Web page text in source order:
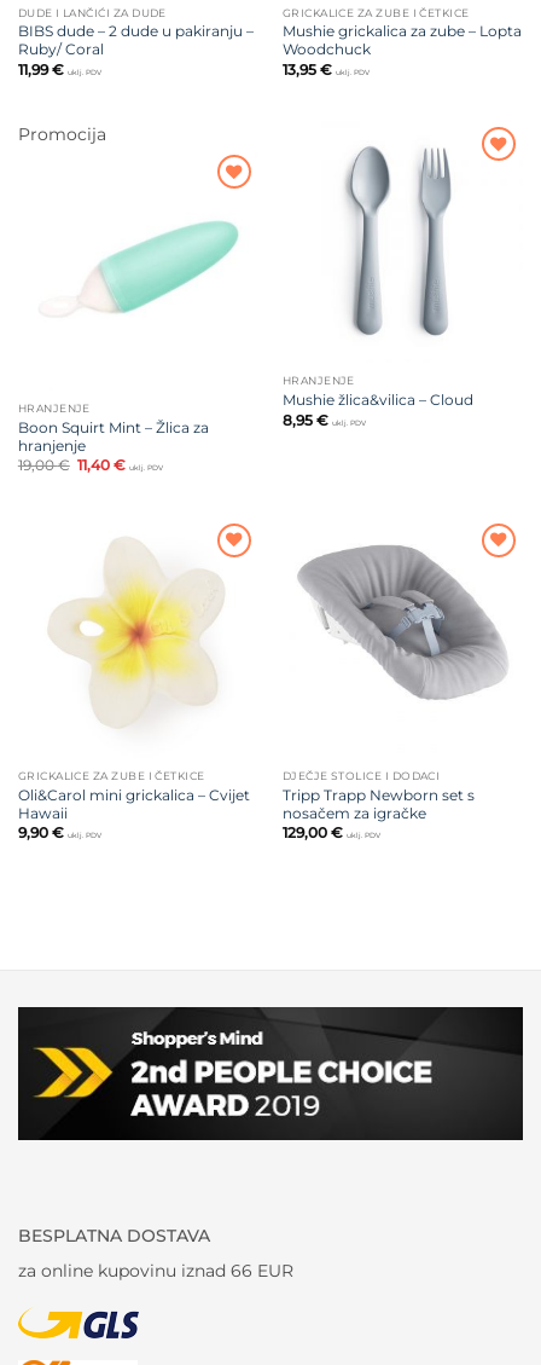
DUDE I LANČIĆI ZA DUDE
BIBS dude – 2 dude u pakiranju –
Ruby/ Coral
11,99€ uklj. PDV
GRICKALICE ZA ZUBE I ČETKICE
Mushie grickalica za zube – Lopta
Woodchuck
13,95 € uklj. PDV
Promocija
na listu
HRANJENJE
Boon Squirt Mint – Žlica za
hranjenje
19,00€ Izvorna
cijena
11,40€Trenutna
uklj. PDV
HRANJENJE
Mushie žlica&vilica – Cloud
8,95 € uklj. PDV
Dodajte
želja
GRICKALICE ZA ZUBE I ČETKICE
Oli&Carol mini grickalica – Cvijet
Hawaii
9,90 € uklj. PDV
na listu
želja
DJEČJE STOLICE I DODACI
Tripp Trapp Newborn set s
nosačem za igračke
129,00 € uklj. PDV
BESPLATNA DOSTAVA
za online kupovinu iznad 66 EUR